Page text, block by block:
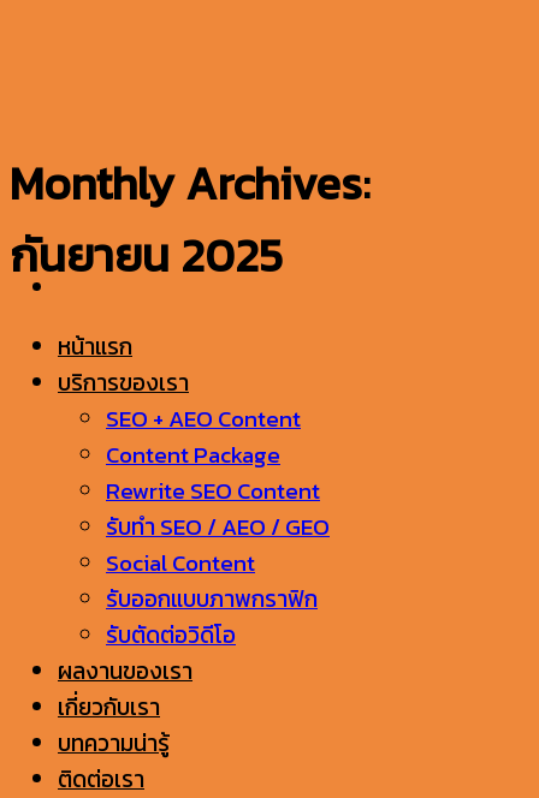
หน้าแรก
บริการของเรา
SEO + AEO Content
Content Package
Rewrite SEO Content
รับทำ SEO / AEO / GEO
Social Content
รับออกแบบภาพกราฟิก
รับตัดต่อวิดีโอ
ผลงานของเรา
เกี่ยวกับเรา
บทความน่ารู้
ติดต่อเรา
Monthly Archives:
กันยายน 2025